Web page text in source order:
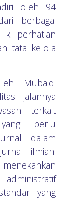
oleh 94
berbagai
perhatian
tata kelola
Mubaidi
jalannya
terkait
perlu
dalam
ilmiah.
yang